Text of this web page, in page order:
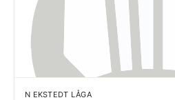
N EKSTEDT LÅGA